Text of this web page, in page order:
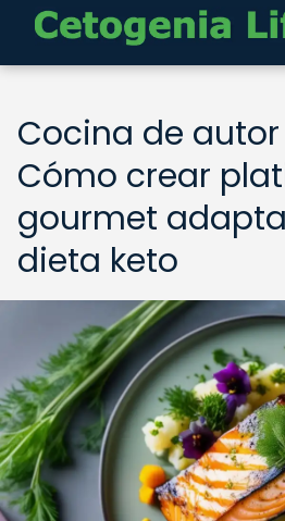
Cocina de
Cómo crear
gourmet
dieta keto